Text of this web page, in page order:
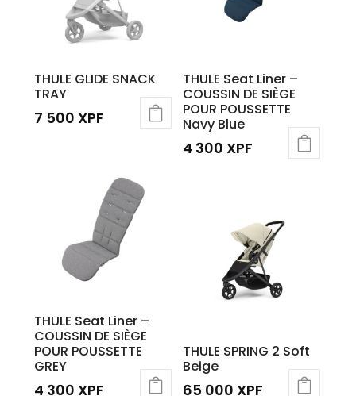
THULE GLIDE SNACK
TRAY
7 500 XPF
THULE Seat Liner –
COUSSIN DE SIÈGE
POUR POUSSETTE
Navy Blue
4 300 XPF
THULE Seat Liner –
COUSSIN DE SIÈGE
POUR POUSSETTE
GREY
4 300 XPF
THULE SPRING 2 Soft
Beige
65 000 XPF